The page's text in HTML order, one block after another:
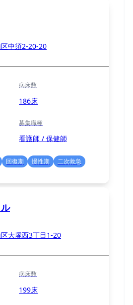
中須2-20-20
病床数
186床
募集職種
看護師 / 保健師
回復期 慢性期
二次救急
大塚西3丁目1-20
病床数
199床